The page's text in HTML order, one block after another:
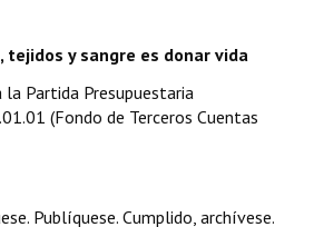
tejidos y sangre es donar vida
Partida Presupuestaria
(Fondo de Terceros Cuentas
Publíquese. Cumplido, archívese.